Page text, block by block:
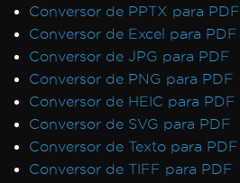
Conversor de PPTX para PDF
Conversor de Excel para PDF
Conversor de JPG para PDF
Conversor de PNG para PDF
Conversor de HEIC para PDF
Conversor de SVG para PDF
Conversor de Texto para PDF
Conversor de TIFF para PDF